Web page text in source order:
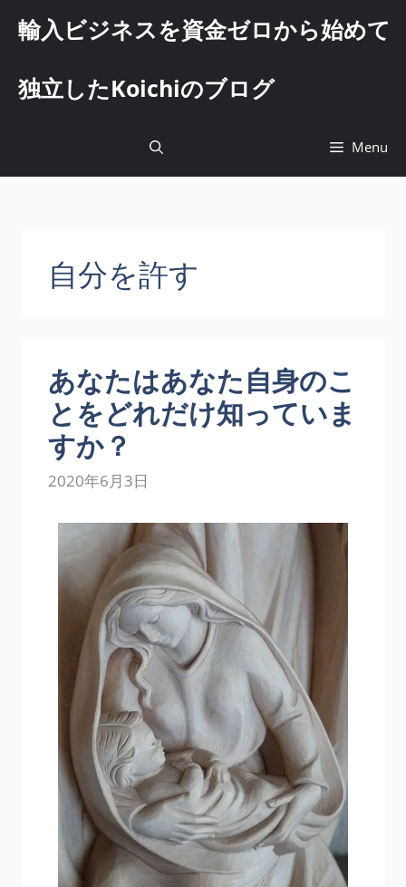
輸入ビジネスを資金ゼロから始めて
独立したKoichiのブログ
Menu
自分を許す
あなたはあなた自身のこ
とをどれだけ知っていま
すか？
2020年6月3日